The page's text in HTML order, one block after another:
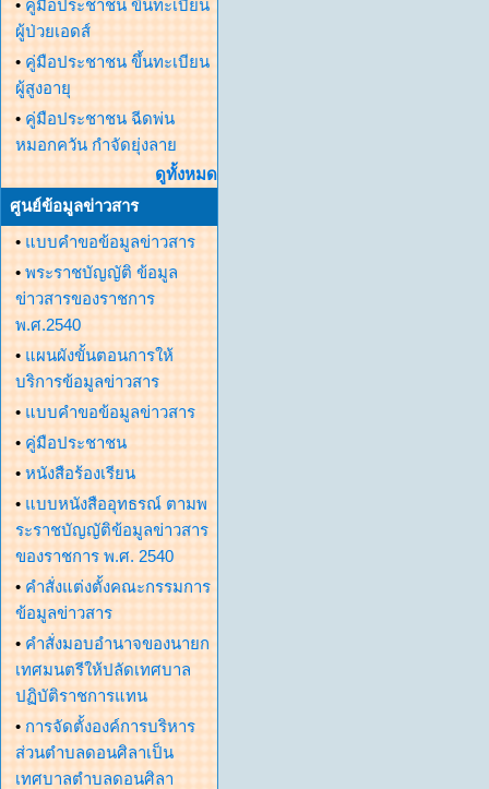
• คู่มือประชาชน ขึ้นทะเบียน
ผู้ป่วยเอดส์
• คู่มือประชาชน ขึ้นทะเบียน
ผู้สูงอายุ
• คู่มือประชาชน ฉีดพ่น
หมอกควัน กำจัดยุ่งลาย
ดูทั้งหมด
ศูนย์ข้อมูลข่าวสาร
• แบบคำขอข้อมูลข่าวสาร
• พระราชบัญญัติ ข้อมูล
ข่าวสารของราชการ
พ.ศ.2540
• แผนผังขั้นตอนการให้
บริการข้อมูลข่าวสาร
• แบบคำขอข้อมูลข่าวสาร
• คู่มือประชาชน
• หนังสือร้องเรียน
• แบบหนังสืออุทธรณ์ ตามพ
ระราชบัญญัติข้อมูลข่าวสาร
ของราชการ พ.ศ. 2540
• คำสั่งแต่งตั้งคณะกรรมการ
ข้อมูลข่าวสาร
• คำสั่งมอบอำนาจของนายก
เทศมนตรีให้ปลัดเทศบาล
ปฏิบัติราชการแทน
• การจัดตั้งองค์การบริหาร
ส่วนตำบลดอนศิลาเป็น
เทศบาลตำบลดอนศิลา